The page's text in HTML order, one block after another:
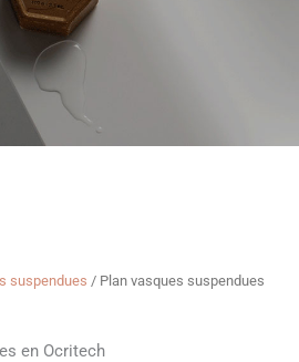
suspendues / Plan vasques suspendues
en Ocritech